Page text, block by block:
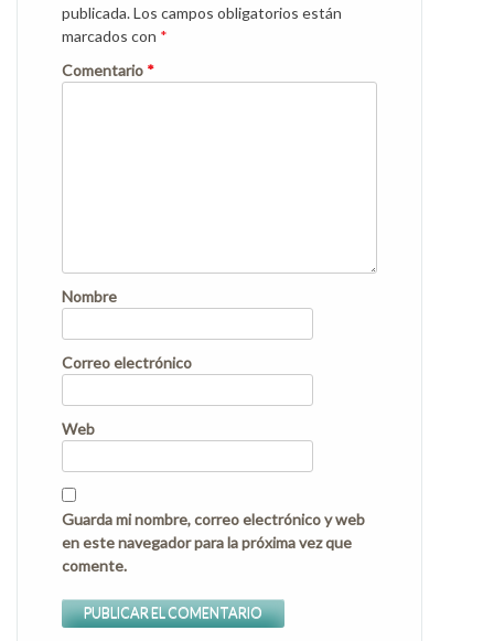
publicada.Los campos obligatorios están
marcados con *
Comentario *
Nombre
Correo electrónico
Web
Guarda mi nombre, correo electrónico y web
en este navegador para la próxima vez que
comente.